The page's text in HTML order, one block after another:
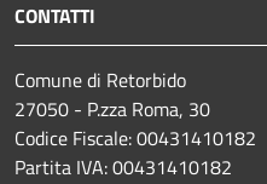
CONTATTI
Comune di Retorbido
27050 - P.zza Roma, 30
Codice Fiscale: 00431410182
Partita IVA: 00431410182